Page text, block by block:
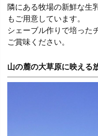
隣にある牧場の新鮮な生
もご用意しています。
シェーブル作りで培った
ご賞味ください。
山の麓の大草原に映える